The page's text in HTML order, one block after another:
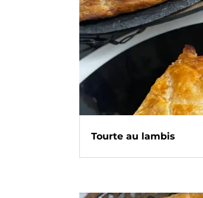
Tourte au lambis